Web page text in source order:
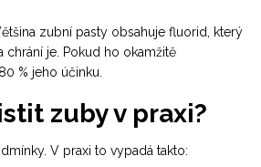
zubní pasty obsahuje fluorid, který
chrání je. Pokud ho okamžitě
% jeho účinku.
zuby v praxi?
V praxi to vypadá takto: